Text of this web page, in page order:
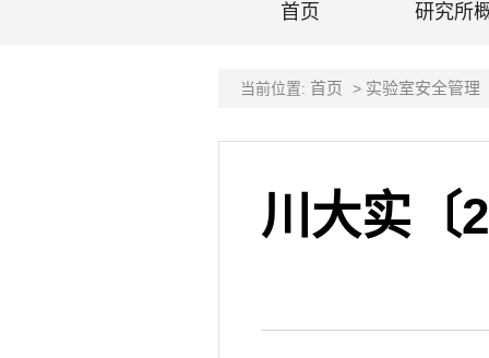
首页 研究所
当前位置: 首页 > 实验室安全管理
川大实〔